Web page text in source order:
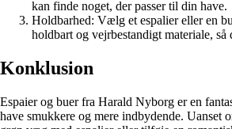
kan finde noget, der passer til din have.
Holdbarhed: Vælg et espalier eller en
holdbart og vejrbestandigt materiale, så
Konklusion
Espaier og buer fra Harald Nyborg er en
have smukkere og mere indbydende. Uanset